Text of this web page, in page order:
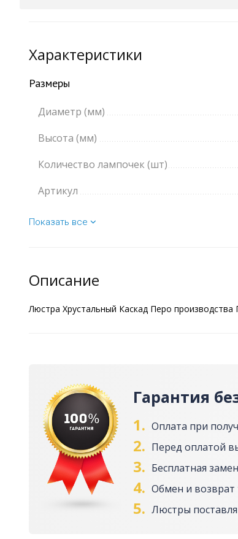
Характеристики
Размеры
Диаметр (мм)
Высота (мм)
Количество лампочек (шт)
Артикул
Показать все
Описание
Люстра Хрустальный Каскад Перо
Гарантия
1. Оплата при
2. Перед оплатой
3. Бесплатная
4. Обмен и возврат
5. Люстры